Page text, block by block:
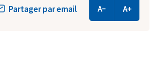
Partager par email